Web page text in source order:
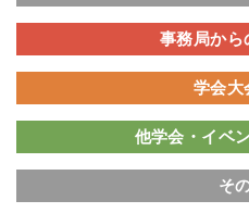
事務局から
学会大
他学会・イベ
そ